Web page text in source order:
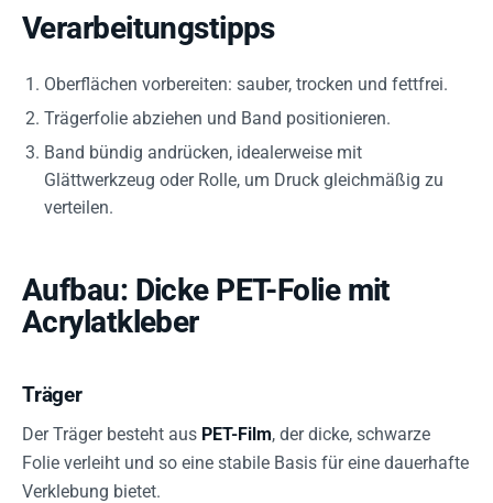
Verarbeitungstipps
Oberflächen vorbereiten: sauber, trocken und fettfrei.
Trägerfolie abziehen und Band positionieren.
Band bündig andrücken, idealerweise mit
Glättwerkzeug oder Rolle, um Druck gleichmäßig zu
verteilen.
Aufbau: Dicke PET-Folie mit
Acrylatkleber
Träger
Der Träger besteht aus PET-Film, der dicke, schwarze
Folie verleiht und so eine stabile Basis für eine dauerhafte
Verklebung bietet.